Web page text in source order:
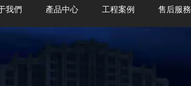
我們 產品中心 工程案例 售后服務